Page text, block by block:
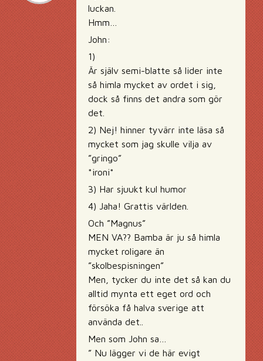
luckan.
Hmm…
John:
1)
Är själv semi-blatte så lider inte
så himla mycket av ordet i sig,
dock så finns det andra som gör
det.
2) Nej! hinner tyvärr inte läsa så
mycket som jag skulle vilja av
”gringo”
*ironi*
3) Har sjuukt kul humor
4) Jaha! Grattis världen.
Och ”Magnus”
MEN VA?? Bamba är ju så himla
mycket roligare än
”skolbespisningen”
Men, tycker du inte det så kan du
alltid mynta ett eget ord och
försöka få halva sverige att
använda det..
Men som John sa…
” Nu lägger vi de här evigt